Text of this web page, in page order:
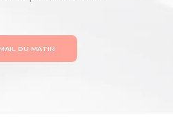
DU MATIN